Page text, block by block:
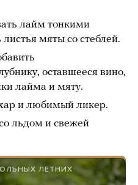
лайм тонкими
мяты со стеблей.
оставшееся вино,
лайма и мяту.
и любимый ликер.
льдом и свежей
ЛЕТНИХ